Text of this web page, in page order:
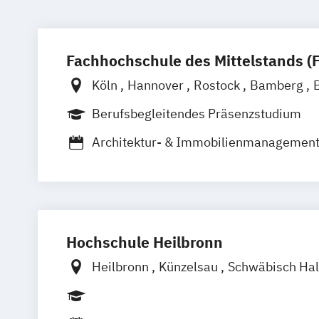
Fachhochschule des Mittelstands
Köln Hannover Rostock Bamberg
Düren
Frechen Waldshut
Berufsbegleitendes Präsenzstudium
Architektur- & Immobilienmanagement
Digital Business Management
Wirtschaftsingenieurwesen
Wirtschaftsingenieurwesen
Hochschule Heilbronn
Heilbronn Künzelsau Schwäbisch